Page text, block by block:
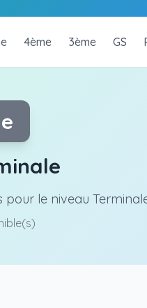
4ème 3ème GS
pour le niveau